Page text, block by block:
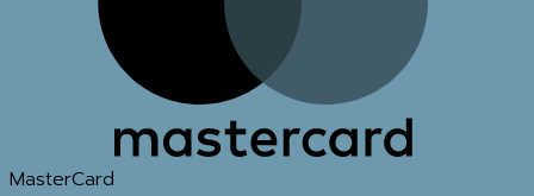
MasterCard